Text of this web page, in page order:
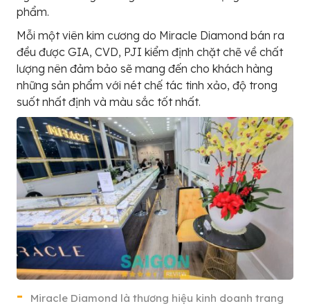
phẩm.
Mỗi một viên kim cương do Miracle Diamond bán ra
đều được GIA, CVD, PJI kiểm định chặt chẽ về chất
lượng nên đảm bảo sẽ mang đến cho khách hàng
những sản phẩm với nét chế tác tinh xảo, độ trong
suốt nhất định và màu sắc tốt nhất.
Miracle Diamond là thương hiệu kinh doanh trang